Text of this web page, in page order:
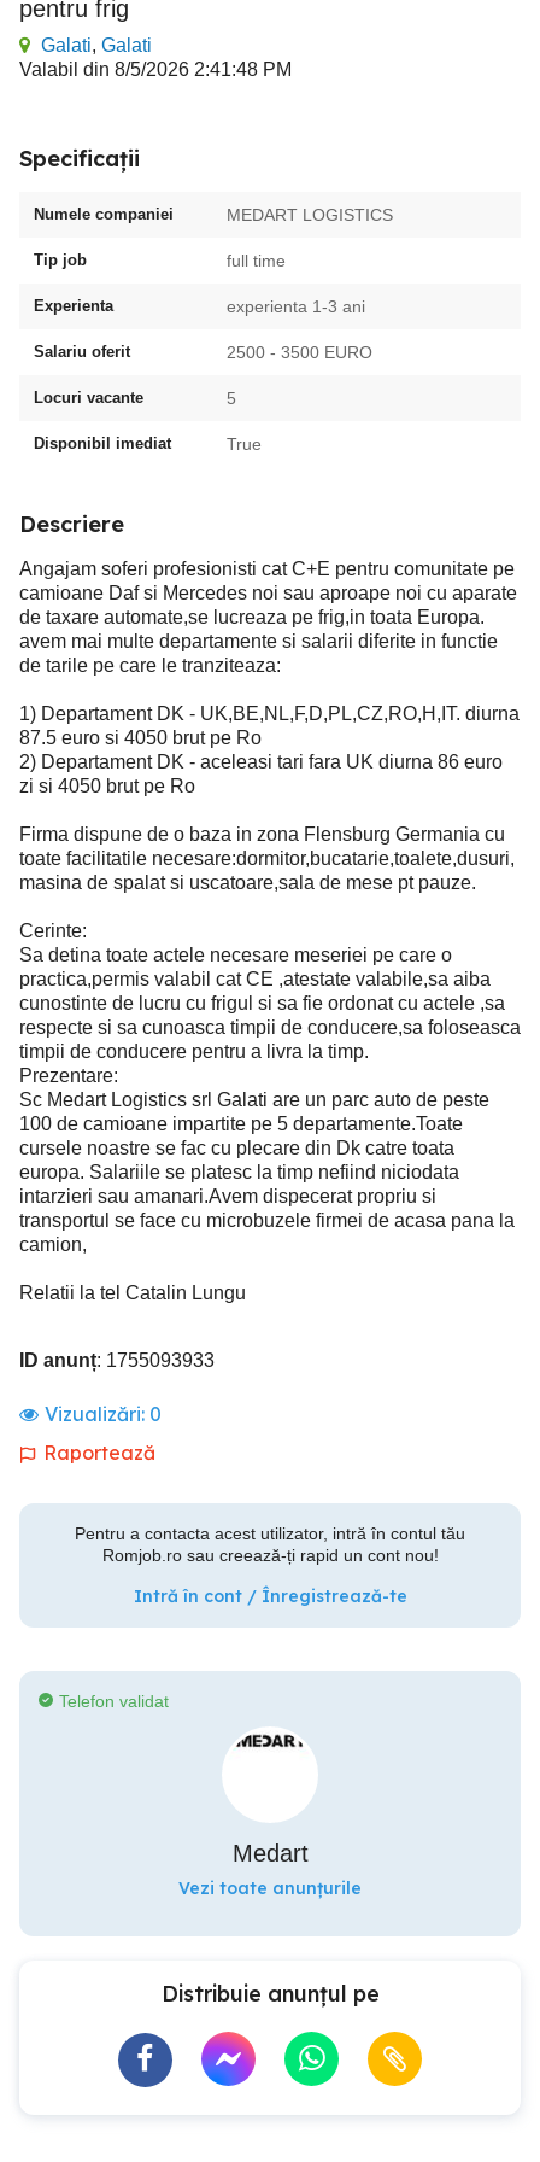
pentru frig
Galati, Galati
Valabil din 8/5/2026 2:41:48 PM
Specificații
Numele companiei MEDART LOGISTICS
Tip job full time
Experienta experienta 1-3 ani
Salariu oferit 2500 - 3500 EURO
Locuri vacante 5
Disponibil imediat True
Descriere
Angajam soferi profesionisti cat C+E pentru comunitate pe
camioane Daf si Mercedes noi sau aproape noi cu aparate
de taxare automate,se lucreaza pe frig,in toata Europa.
avem mai multe departamente si salarii diferite in functie
de tarile pe care le tranziteaza:
1) Departament DK - UK,BE,NL,F,D,PL,CZ,RO,H,IT. diurna
87.5 euro si 4050 brut pe Ro
2) Departament DK - aceleasi tari fara UK diurna 86 euro
zi si 4050 brut pe Ro
Firma dispune de o baza in zona Flensburg Germania cu
toate facilitatile necesare:dormitor,bucatarie,toalete,dusuri,
masina de spalat si uscatoare,sala de mese pt pauze.
Cerinte:
Sa detina toate actele necesare meseriei pe care o
practica,permis valabil cat CE ,atestate valabile,sa aiba
cunostinte de lucru cu frigul si sa fie ordonat cu actele ,sa
respecte si sa cunoasca timpii de conducere,sa foloseasca
timpii de conducere pentru a livra la timp.
Prezentare:
Sc Medart Logistics srl Galati are un parc auto de peste
100 de camioane impartite pe 5 departamente.Toate
cursele noastre se fac cu plecare din Dk catre toata
europa. Salariile se platesc la timp nefiind niciodata
intarzieri sau amanari.Avem dispecerat propriu si
transportul se face cu microbuzele firmei de acasa pana la
camion,
Relatii la tel Catalin Lungu
ID anunț: 1755093933
Vizualizări: 0
Raportează
Pentru a contacta acest utilizator, intră în contul tău
Romjob.ro sau creează-ți rapid un cont nou!
Intră în cont / Înregistrează-te
Telefon validat
Medart
Vezi toate anunțurile
Distribuie anunțul pe